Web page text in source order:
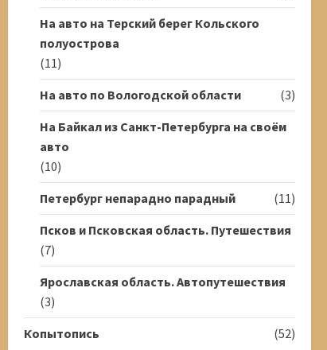
На авто на Терский берег Кольского
полуострова
(11)
На авто по Вологодской области
(3)
На Байкал из Санкт-Петербурга на своём
авто
(10)
Петербург непарадно парадный
(11)
Псков и Псковская область. Путешествия
(7)
Ярославская область. Автопутешествия
(3)
Копытопись
(52)